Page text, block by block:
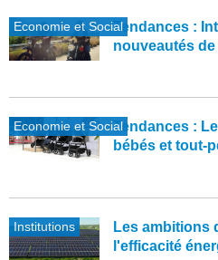
Economie et SocialTendances :
nouveautés
Economie et SocialTendances :
bébés et tout-
Institutions
Les ambitions
l'efficacité